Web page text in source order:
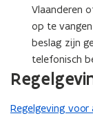
Vlaanderen
op te
beslag zijn
telefonisch
Regelgeving voor